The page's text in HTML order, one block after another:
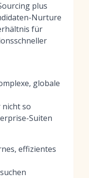
plus
Nurture
für
globale
so
Suiten
effizientes